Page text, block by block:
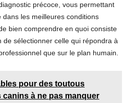
précoce, vous permettant
les meilleures conditions
bien comprendre en quoi consiste
de sélectionner celle qui répondra à
que sur le plan humain.
pour des toutous
à ne pas manquer